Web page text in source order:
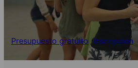
Presupuesto gratuito Inscripción